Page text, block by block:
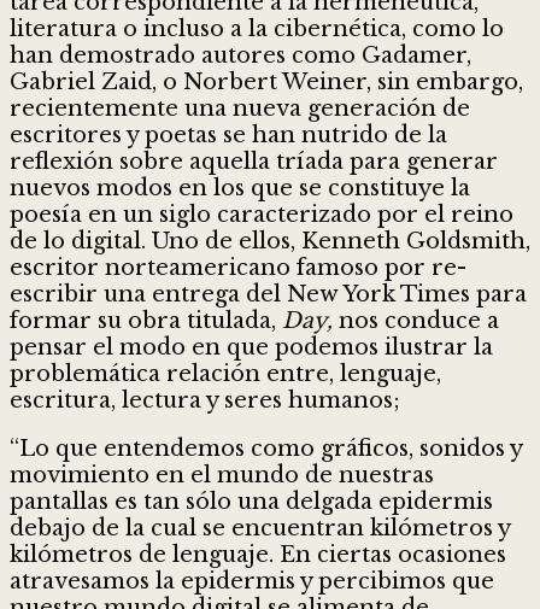
literatura o incluso a la cibernética, como lo
han demostrado autores como Gadamer,
Gabriel Zaid, o Norbert Weiner, sin embargo,
recientemente una nueva generación de
escritores y poetas se han nutrido de la
reflexión sobre aquella tríada para generar
nuevos modos en los que se constituye la
poesía en un siglo caracterizado por el reino
de lo digital. Uno de ellos, Kenneth Goldsmith,
escritor norteamericano famoso por re-
escribir una entrega del New York Times para
formar su obra titulada, Day, nos conduce a
pensar el modo en que podemos ilustrar la
problemática relación entre, lenguaje,
escritura, lectura y seres humanos;
“Lo que entendemos como gráficos, sonidos y
movimiento en el mundo de nuestras
pantallas es tan sólo una delgada epidermis
debajo de la cual se encuentran kilómetros y
kilómetros de lenguaje. En ciertas ocasiones
atravesamos la epidermis y percibimos que